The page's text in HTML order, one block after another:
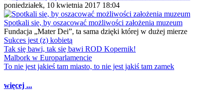
poniedziałek, 10 kwietnia 2017 18:04
Spotkali się, by oszacować możliwości założenia muzeum
Fundacja „Mater Dei”, ta sama dzięki której w dużej mierze
Sukces jest (z) kobietą
Tak się bawi, tak się bawi ROD Kopernik!
Malbork w Europarlamencie
To nie jest jakieś tam miasto, to nie jest jakiś tam zamek
więcej ...